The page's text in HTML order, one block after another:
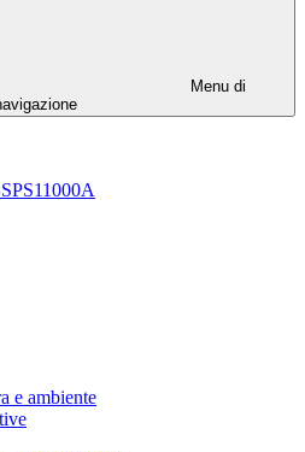
Menu di
e ambiente